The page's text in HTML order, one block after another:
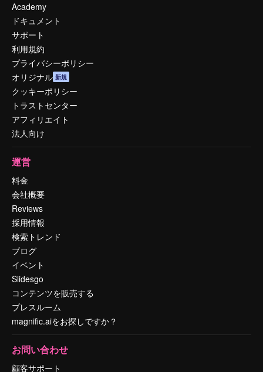
Academy
ドキュメント
サポート
利用規約
プライバシーポリシー
オリジナル 新規
クッキーポリシー
トラストセンター
アフィリエイト
法人向け
運営
料金
会社概要
Reviews
採用情報
検索トレンド
ブログ
イベント
Slidesgo
コンテンツを販売する
プレスルーム
magnific.aiをお探しですか？
お問い合わせ
顧客サポート